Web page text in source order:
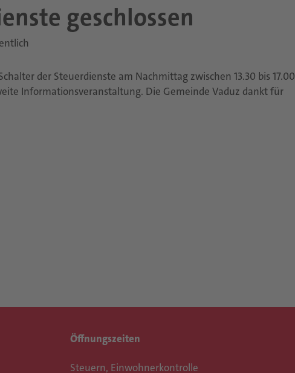
ge­schlos­sen
der Steuerdienste am Nachmittag zwischen 13.30 bis 17.00
Informationsveranstaltung. Die Gemeinde Vaduz dankt für
Öffnungszeiten
Steuern, Einwohnerkontrolle